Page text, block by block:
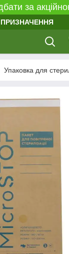
за
Упаковка для